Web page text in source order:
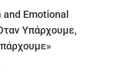
Emotional
Υπάρχουμε,